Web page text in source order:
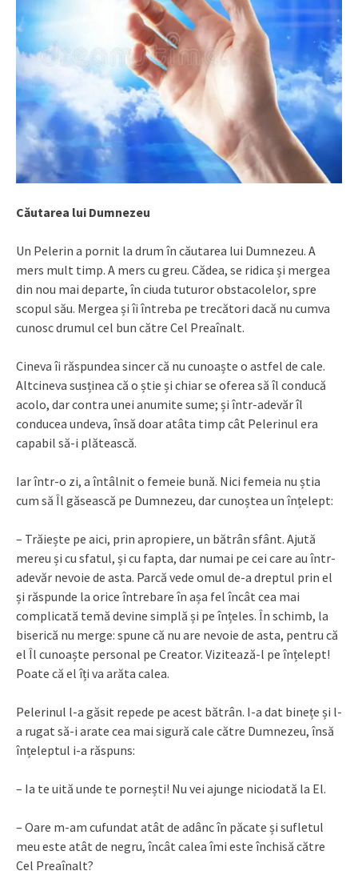
Căutarea lui Dumnezeu
Un Pelerin a pornit la drum în căutarea lui Dumnezeu. A
mers mult timp. A mers cu greu. Cădea, se ridica și mergea
din nou mai departe, în ciuda tuturor obstacolelor, spre
scopul său. Mergea și îi întreba pe trecători dacă nu cumva
cunosc drumul cel bun către Cel Preaînalt.
Cineva îi răspundea sincer că nu cunoaște o astfel de cale.
Altcineva susținea că o știe și chiar se oferea să îl conducă
acolo, dar contra unei anumite sume; și într-adevăr îl
conducea undeva, însă doar atâta timp cât Pelerinul era
capabil să-i plătească.
Iar într-o zi, a întâlnit o femeie bună. Nici femeia nu știa
cum să Îl găsească pe Dumnezeu, dar cunoștea un înțelept:
– Trăiește pe aici, prin apropiere, un bătrân sfânt. Ajută
mereu și cu sfatul, și cu fapta, dar numai pe cei care au într-
adevăr nevoie de asta. Parcă vede omul de-a dreptul prin el
și răspunde la orice întrebare în așa fel încât cea mai
complicată temă devine simplă și pe înțeles. În schimb, la
biserică nu merge: spune că nu are nevoie de asta, pentru că
el Îl cunoaște personal pe Creator. Vizitează-l pe înțelept!
Poate că el îți va arăta calea.
Pelerinul l-a găsit repede pe acest bătrân. I-a dat binețe și l-
a rugat să-i arate cea mai sigură cale către Dumnezeu, însă
înțeleptul i-a răspuns:
– Ia te uită unde te pornești! Nu vei ajunge niciodată la El.
– Oare m-am cufundat atât de adânc în păcate și sufletul
meu este atât de negru, încât calea îmi este închisă către
Cel Preaînalt?